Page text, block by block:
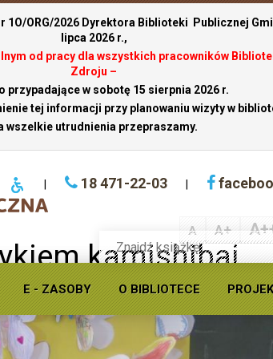
1O/ORG/2026 Dyrektora Biblioteki Publicznej
lipca 2026 r.,
od pracy dla wszystkich pracowników
Zdroju –
przypadające w sobotę 15 sierpnia 2026 r.
tej informacji przy planowaniu wizyty w
wszelkie utrudnienia przepraszamy.
18 471-22-03
książkę
w
ofercie
biblioteki
publicznej
E - ZASOBY O BIBLIOTECE
A A+
kamishibai